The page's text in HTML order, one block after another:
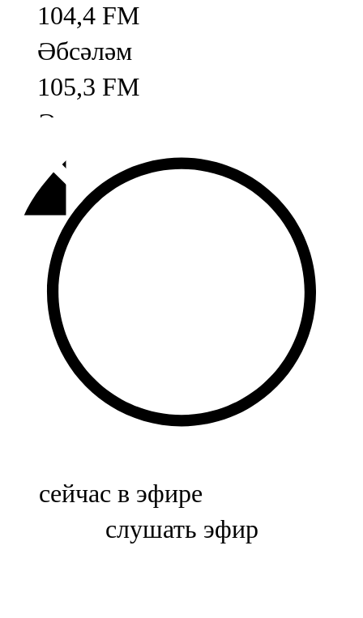
104,4 FM
Әбсәләм
105,3 FM
Әлмәт
92,9 FM
Базарлы матак
107,1 FM
Балык бистәсе
104,9 FM
Баулы
107,5 FM
Биләр
Болгар
сейчас в эфире
слушать эфир